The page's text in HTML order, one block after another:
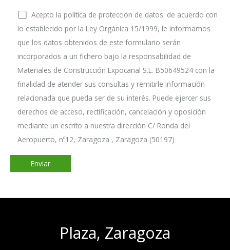
Acepto la política de protección de datos: de acuerdo con
lo establecido por la Ley Orgánica 15/1999, le informamos
que los datos obtenidos de este formulario serán
incorporados a un fichero bajo la responsabilidad de
Materiales de Construcción Expocanal S.L. B50649524 con la
finalidad de atender sus consultas y remitirle información
relacionada que pueda ser de su interés. Puede ejercer sus
derechos de acceso, rectificación, cancelación y oposición
mediante un escrito a nuestra dirección C/ Ronda del
Aeropuerto, nº12, Zaragoza , Zaragoza (50197)
Plaza, Zaragoza